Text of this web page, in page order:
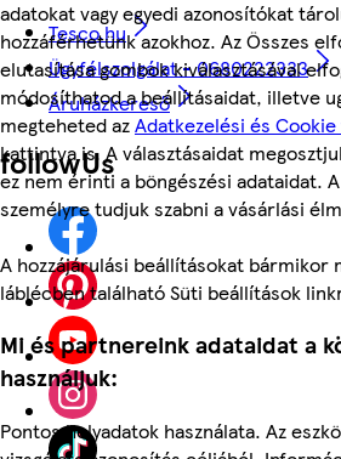
adatokat vagy egyedi azonosítókat
hozzáférhetünk azokhoz. Az Összes
elutasítása gombok kiválasztásával
módosíthatod a beállításaidat, illetve
megteheted azAdatkezelési és
kattintva is. A választásaidat
ez nem érinti a böngészési adataidat.
személyre tudjuk szabni a vásárlási
A hozzájárulási beállításokat bármikor
láblécben található Süti beállítások
Mi és partnereink adataidat a
használjuk:
Pontos helyadatok használata. Az
Tesco.hu
Ügyfélszolgálat - 0680222333
Áruházkereső
followUs